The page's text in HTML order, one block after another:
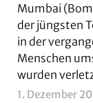
Mumbai
der jüngsten
in der
Menschen
wurden
1. Dezember